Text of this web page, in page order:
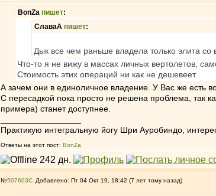
BonZa пишет:
СлаваА пишет:
Дык все чем раньше владела только элита со
Что-то я не вижу в массах личных вертолетов,
Стоимость этих операций ни как не дешевеет.
А зачем они в единоличное владение. У Вас же есть
С пересадкой пока просто не решена проблема, так
примера) станет доступнее.
Практикую интегральную йогу Шри Ауробиндо,
Ответы на этот пост: BonZa
№507603 Добавлено: Пт 04 Окт 19, 18:42 (7 лет тому назад)